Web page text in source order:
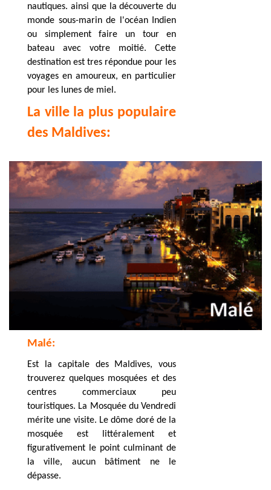
nautiques. ainsi que la découverte du
monde sous-marin de l'océan Indien
ou simplement faire un tour en
bateau avec votre moitié. Cette
destination est tres répondue pour les
voyages en amoureux, en particulier
pour les lunes de miel.
La ville la plus populaire
des Maldives:
Malé:
Est la capitale des Maldives, vous
trouverez quelques mosquées et des
centres commerciaux peu
touristiques. La Mosquée du Vendredi
mérite une visite. Le dôme doré de la
mosquée est littéralement et
figurativement le point culminant de
la ville, aucun bâtiment ne le
dépasse.